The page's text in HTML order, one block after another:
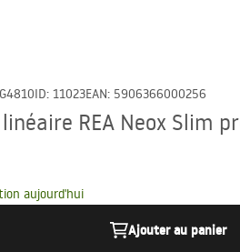
ID: 11023EAN: 5906366000256
REA Neox Slim
aujourd'hui
Ajouter au panier